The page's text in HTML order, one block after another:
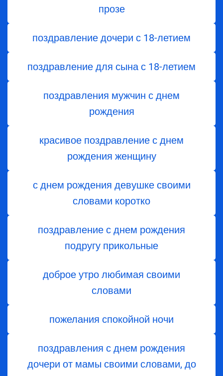
прозе
поздравление дочери с 18-летием
поздравление для сына с 18-летием
поздравления мужчин с днем
рождения
красивое поздравление с днем
рождения женщину
с днем рождения девушке своими
словами коротко
поздравление с днем рождения
подругу прикольные
доброе утро любимая своими
словами
пожелания спокойной ночи
поздравления с днем ​​рождения
дочери от мамы своими словами, до